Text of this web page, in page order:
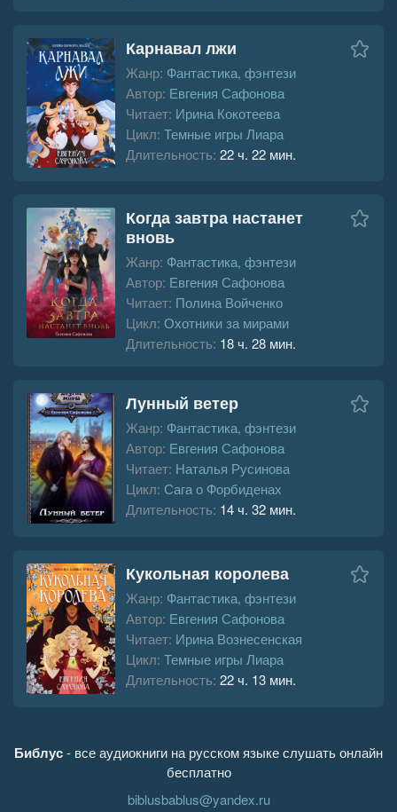
Карнавал лжи
Жанр: Фантастика, фэнтези
Автор: Евгения Сафонова
Читает: Ирина Кокотеева
Цикл: Темные игры Лиара
Длительность: 22 ч. 22 мин.
Когда завтра настанет
вновь
Жанр: Фантастика, фэнтези
Автор: Евгения Сафонова
Читает: Полина Войченко
Цикл: Охотники за мирами
Длительность: 18 ч. 28 мин.
Лунный ветер
Жанр: Фантастика, фэнтези
Автор: Евгения Сафонова
Читает: Наталья Русинова
Цикл: Сага о Форбиденах
Длительность: 14 ч. 32 мин.
Кукольная королева
Жанр: Фантастика, фэнтези
Автор: Евгения Сафонова
Читает: Ирина Вознесенская
Цикл: Темные игры Лиара
Длительность: 22 ч. 13 мин.
Библус- все аудиокниги на русском языке слушать онлайн
бесплатно
biblusbablus@yandex.ru